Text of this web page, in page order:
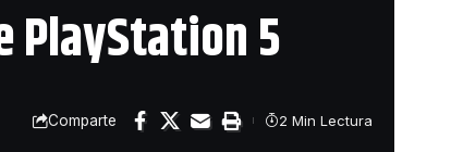
PlayStation 5
Comparte 2 Min Lectura